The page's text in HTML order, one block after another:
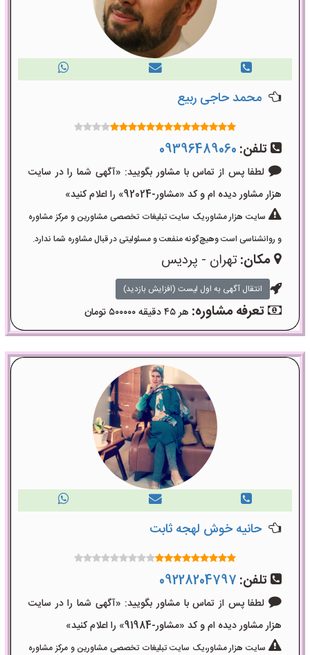
محمد حاجی ربیع
تلفن: 09396489060
لطفا پس از تماس با مشاور بگویید: «آگهی شما را در سایت
هزار مشاور دیده ام و کد «مشاور-92024» را اعلام کنید»
سایت هزار مشاور،یک سایت تبلیغات تخصصی مشاورین و مرکز مشاوره
و روانشناسی است وهیچ‌گونه منفعت و مسئولیتی در قبال مشاوره شما ندارد.
مکان:تهران - پردیس
انتقال آگهی به اول لیست (افزایش بازدید)
تعرفه مشاوره: هر ۴۵ دقیقه ۵۰۰۰۰۰ تومان
حانیه خوش لهجه ثابت
تلفن: 09228204797
لطفا پس از تماس با مشاور بگویید: «آگهی شما را در سایت
هزار مشاور دیده ام و کد «مشاور-91984» را اعلام کنید»
سایت هزار مشاور،یک سایت تبلیغات تخصصی مشاورین و مرکز مشاوره